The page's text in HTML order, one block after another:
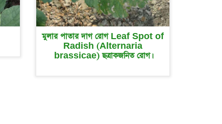
মুলার পাতার দাগ রোগ Leaf Spot of
Radish (Alternaria
brassicae) ছত্রাকজনিত রোগ।